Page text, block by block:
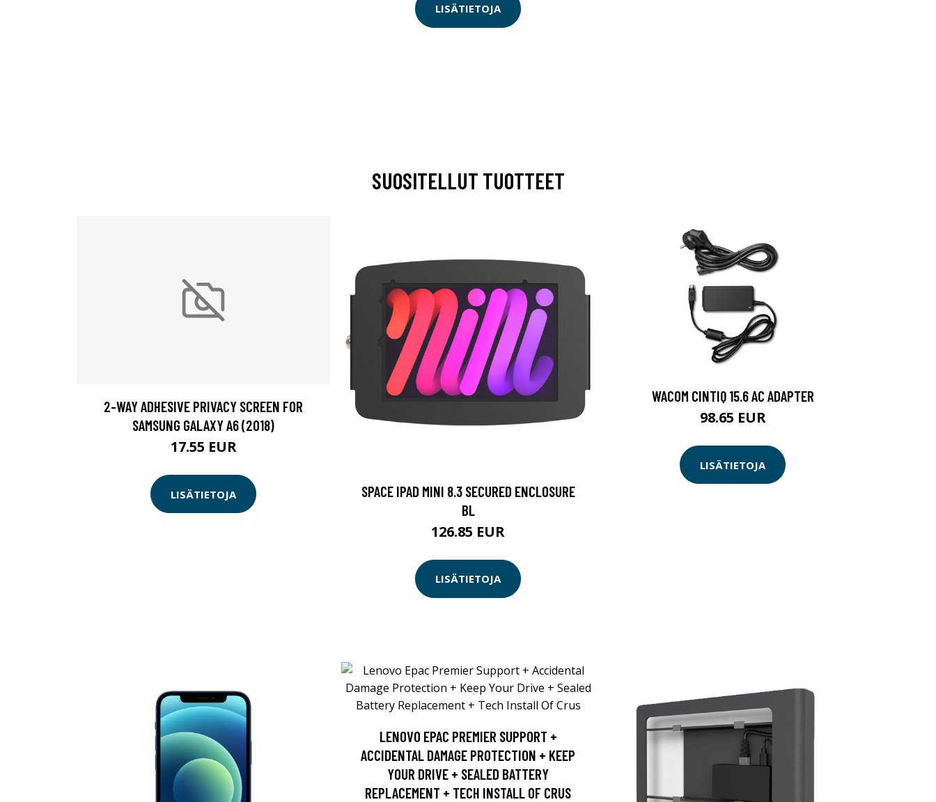
LISÄTIETOJA
SUOSITELLUT TUOTTEET
2-WAY ADHESIVE PRIVACY SCREEN FOR
SAMSUNG GALAXY A6 (2018)
17.55 EUR
LISÄTIETOJA
SPACE IPAD MINI 8.3 SECURED ENCLOSURE
BL
126.85 EUR
LISÄTIETOJA
WACOM CINTIQ 15.6 AC ADAPTER
98.65 EUR
LISÄTIETOJA
LENOVO EPAC PREMIER SUPPORT +
ACCIDENTAL DAMAGE PROTECTION + KEEP
YOUR DRIVE + SEALED BATTERY
REPLACEMENT + TECH INSTALL OF CRUS